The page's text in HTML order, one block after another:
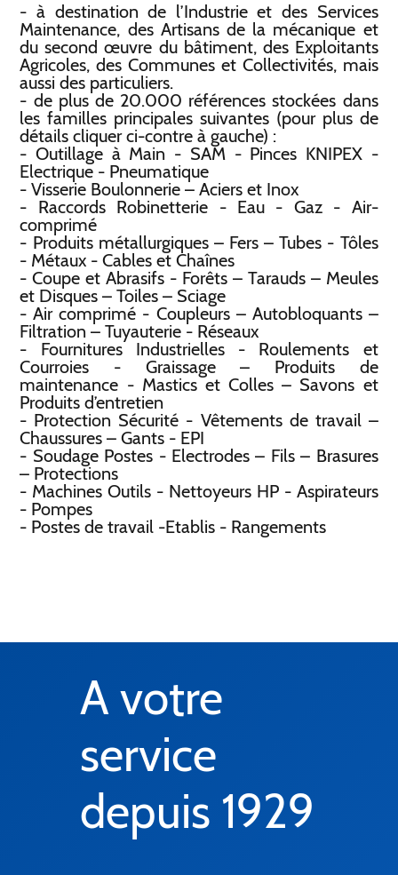
- à destination de l’Industrie et des Services
Maintenance, des Artisans de la mécanique et
du second œuvre du bâtiment, des Exploitants
Agricoles, des Communes et Collectivités, mais
aussi des particuliers.
- de plus de 20.000 références stockées dans
les familles principales suivantes (pour plus de
détails cliquer ci-contre à gauche) :
- Outillage à Main - SAM - Pinces KNIPEX -
Electrique - Pneumatique
- Visserie Boulonnerie – Aciers et Inox
- Raccords Robinetterie - Eau - Gaz - Air-
comprimé
- Produits métallurgiques – Fers – Tubes - Tôles
- Métaux - Cables et Chaînes
- Coupe et Abrasifs - Forêts – Tarauds – Meules
et Disques – Toiles – Sciage
- Air comprimé - Coupleurs – Autobloquants –
Filtration – Tuyauterie - Réseaux
- Fournitures Industrielles - Roulements et
Courroies - Graissage – Produits de
maintenance - Mastics et Colles – Savons et
Produits d’entretien
- Protection Sécurité - Vêtements de travail –
Chaussures – Gants - EPI
- Soudage Postes - Electrodes – Fils – Brasures
– Protections
- Machines Outils - Nettoyeurs HP - Aspirateurs
- Pompes
- Postes de travail -Etablis - Rangements
A votre
service
depuis 1929